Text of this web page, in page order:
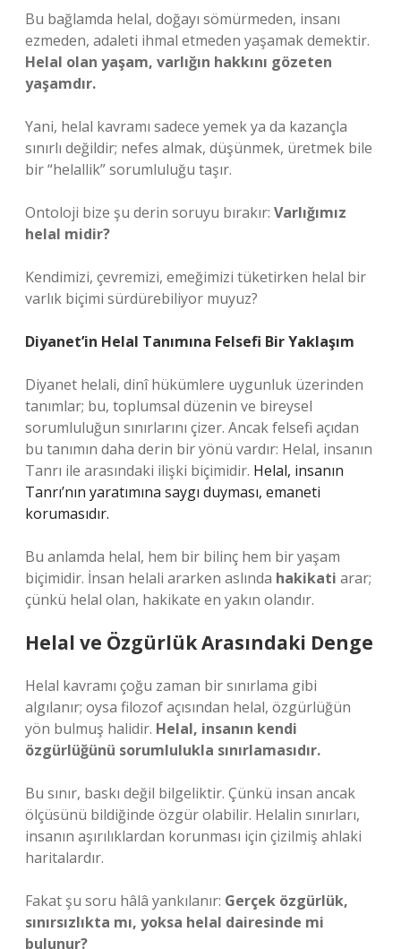
Bu bağlamda helal, doğayı sömürmeden, insanı
ezmeden, adaleti ihmal etmeden yaşamak demektir.
Helal olan yaşam, varlığın hakkını gözeten
yaşamdır.
Yani, helal kavramı sadece yemek ya da kazançla
sınırlı değildir; nefes almak, düşünmek, üretmek bile
bir “helallik” sorumluluğu taşır.
Ontoloji bize şu derin soruyu bırakır: Varlığımız
helal midir?
Kendimizi, çevremizi, emeğimizi tüketirken helal bir
varlık biçimi sürdürebiliyor muyuz?
Diyanet’in Helal Tanımına Felsefi Bir Yaklaşım
Diyanet helali, dinî hükümlere uygunluk üzerinden
tanımlar; bu, toplumsal düzenin ve bireysel
sorumluluğun sınırlarını çizer. Ancak felsefi açıdan
bu tanımın daha derin bir yönü vardır: Helal, insanın
Tanrı ile arasındaki ilişki biçimidir. Helal, insanın
Tanrı’nın yaratımına saygı duyması, emaneti
korumasıdır.
Bu anlamda helal, hem bir bilinç hem bir yaşam
biçimidir. İnsan helali ararken aslında hakikati arar;
çünkü helal olan, hakikate en yakın olandır.
Helal ve Özgürlük Arasındaki Denge
Helal kavramı çoğu zaman bir sınırlama gibi
algılanır; oysa filozof açısından helal, özgürlüğün
yön bulmuş halidir. Helal, insanın kendi
özgürlüğünü sorumlulukla sınırlamasıdır.
Bu sınır, baskı değil bilgeliktir. Çünkü insan ancak
ölçüsünü bildiğinde özgür olabilir. Helalin sınırları,
insanın aşırılıklardan korunması için çizilmiş ahlaki
haritalardır.
Fakat şu soru hâlâ yankılanır: Gerçek özgürlük,
sınırsızlıkta mı, yoksa helal dairesinde mi
bulunur?